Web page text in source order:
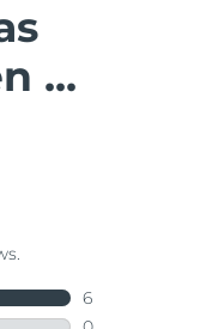
...